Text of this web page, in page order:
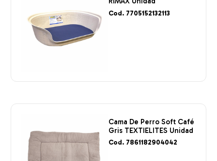
Cod. 7705152132113
Cama De Perro Soft Café
Gris TEXTIELITES Unidad
Cod. 7861182904042